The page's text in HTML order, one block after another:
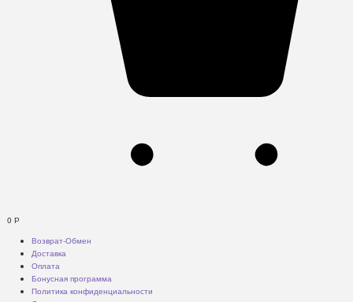
0 Р
Возврат-Обмен
Доставка
Оплата
Бонусная программа
Политика конфиденциальности